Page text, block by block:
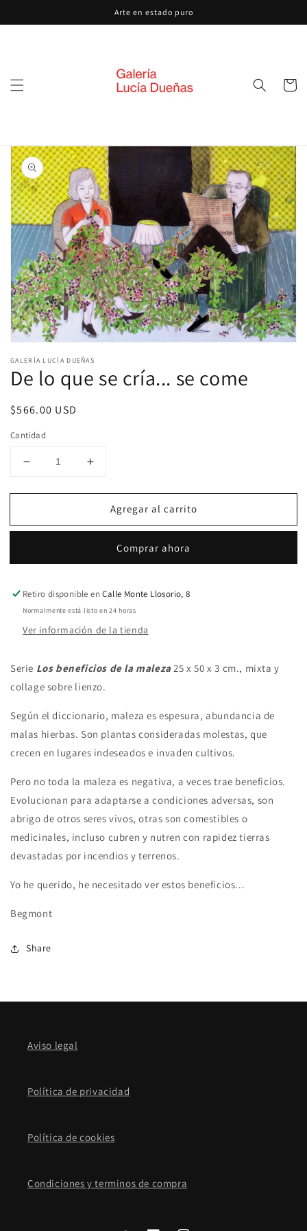
al contenido
Arte en estado puro
Carrito
directamente
a la
información
del producto
elemento
en
ventana
GALERÍA LUCÍA DUEÑAS
De lo que se cría... se come
Precio
$566.00 USD
Cantidad
Reducir
para
lo
cría...
come
Aumentar
para
lo
cría...
come
Agregar al carrito
Comprar ahora
Retiro disponible enCalle Monte Llosorio, 8
Normalmente está listo en 24 horas
Ver información de la tienda
Serie Los beneficios de la maleza25 x 50 x 3 cm., mixta y
collage sobre lienzo.
Según el diccionario, maleza es espesura, abundancia de
malas hierbas. Son plantas consideradas molestas, que
crecen en lugares indeseados e invaden cultivos.
Pero no toda la maleza es negativa, a veces trae beneficios.
Evolucionan para adaptarse a condiciones adversas, son
abrigo de otros seres vivos, otras son comestibles o
medicinales, incluso cubren y nutren con rapidez tierras
devastadas por incendios y terrenos.
Yo he querido, he necesitado ver estos beneficios...
Begmont
Share
Aviso legal
Política de privacidad
Política de cookies
Condiciones y terminos de compra